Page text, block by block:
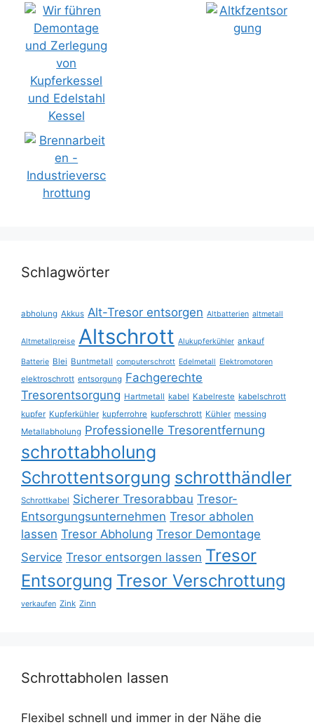
Schlagwörter
abholung Akkus Alt-Tresor entsorgen Altbatterien altmetall
Altmetallpreise Altschrott Alukupferkühler ankauf
Batterie Blei Buntmetall computerschrott Edelmetall Elektromotoren
elektroschrott entsorgung Fachgerechte
Tresorentsorgung Hartmetall kabel Kabelreste kabelschrott
kupfer Kupferkühler kupferrohre kupferschrott Kühler messing
Metallabholung Professionelle Tresorentfernung
schrottabholung
Schrottentsorgung schrotthändler
Schrottkabel Sicherer Tresorabbau Tresor-
Entsorgungsunternehmen Tresor abholen
lassen Tresor Abholung Tresor Demontage
Service Tresor entsorgen lassen Tresor
Entsorgung Tresor Verschrottung
verkaufen Zink Zinn
Schrottabholen lassen
Flexibel schnell und immer in der Nähe die